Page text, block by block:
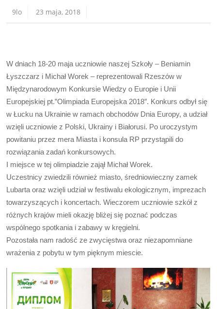
9lo 23 maja, 2018
W dniach 18-20 maja uczniowie naszej Szkoły – Beniamin
Łyszczarz i Michał Worek – reprezentowali Rzeszów w
Międzynarodowym Konkursie Wiedzy o Europie i Unii
Europejskiej pt.”Olimpiada Europejska 2018″. Konkurs odbył się
w Łucku na Ukrainie w ramach obchodów Dnia Europy, a udział
wzięli uczniowie z Polski, Ukrainy i Białorusi. Po uroczystym
powitaniu przez mera Miasta i konsula RP przystąpili do
rozwiązania zadań konkursowych.
I miejsce w tej olimpiadzie zajął Michał Worek.
Uczestnicy zwiedzili również miasto, średniowieczny zamek
Lubarta oraz wzięli udział w festiwalu ekologicznym, imprezach
towarzyszących i koncertach. Wieczorem uczniowie szkół z
różnych krajów mieli okazję bliżej się poznać podczas
wspólnego spotkania i zabawy w kręgielni.
Pozostała nam radość ze zwycięstwa oraz niezapomniane
wrażenia z pobytu w tym pięknym miescie.